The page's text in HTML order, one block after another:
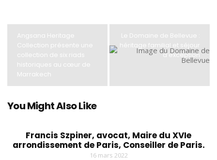
Angsana Heritage
Collection présente une
collection de six riads
historiques au cœur de
Marrakech
Le Domaine de Bellevue :
héritage familial et séjour
d’exception
You Might Also Like
Francis Szpiner, avocat, Maire du XVIe
arrondissement de Paris, Conseiller de Paris.
16 mars 2022